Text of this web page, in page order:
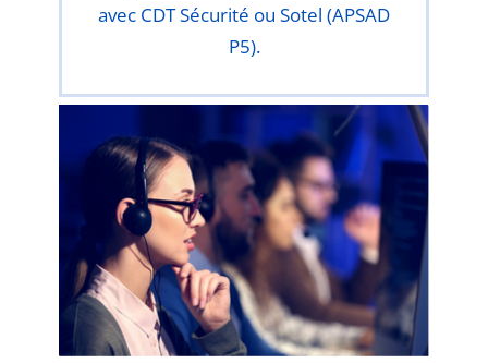
avec CDT Sécurité ou Sotel (APSAD
P5).